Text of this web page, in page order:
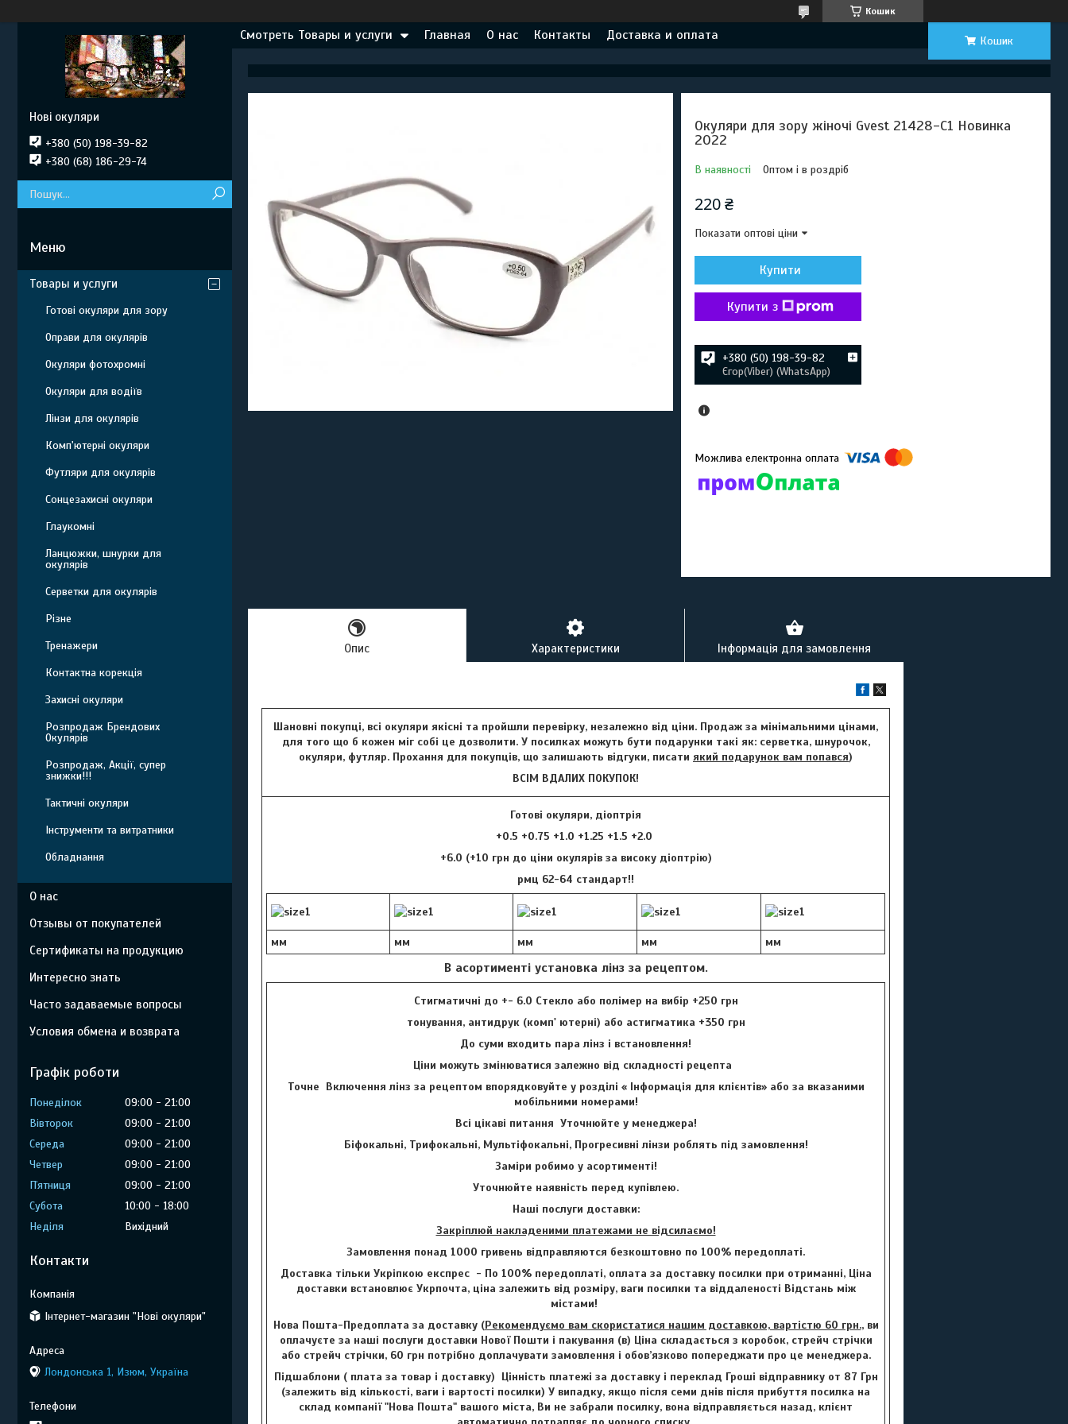
Кошик
Смотреть Товары и услуги Главная О нас Контакты Доставка и оплата Кошик
Окуляри для зору жіночі Gvest 21428-C1 Новинка
2022
В наявності Оптом і в роздріб
220 ₴
Показати оптові ціни
Купити
Купити з
+380 (50) 198-39-82
Єгор(Viber) (WhatsApp)
Опис Характеристики Інформація для замовлення
Шановні покупці, всі окуляри якісні та пройшли перевірку, незалежно від ціни. Продаж за мінімальними цінами,
для того що б кожен міг собі це дозволити. У посилках можуть бути подарунки такі як: серветка, шнурочок,
окуляри, футляр. Прохання для покупців, що залишають відгуки, писати який подарунок вам попався)
ВСІМ ВДАЛИХ ПОКУПОК!
Готові окуляри, діоптрія
+0.5 +0.75 +1.0 +1.25 +1.5 +2.0
+6.0 (+10 грн до ціни окулярів за високу діоптрію)
рмц 62-64 стандарт!!
мм мм мм мм мм
В асортименті установка лінз за рецептом.
Стигматичні до +- 6.0 Стекло або полімер на вибір +250 грн
тонування, антидрук (комп' ютерні) або астигматика +350 грн
До суми входить пара лінз і встановлення!
Ціни можуть змінюватися залежно від складності рецепта
Точне Включення лінз за рецептом впорядковуйте у розділі « Інформація для клієнтів» або за вказаними
мобільними номерами!
Всі цікаві питання Уточнюйте у менеджера!
Біфокальні, Трифокальні, Мультіфокальні, Прогресивні лінзи роблять під замовлення!
Заміри робимо у асортименті!
Уточнюйте наявність перед купівлею.
Наші послуги доставки:
Закріплюй накладеними платежами не відсилаємо!
Замовлення понад 1000 гривень відправляются безкоштовно по 100% передоплаті.
Доставка тільки Укріпкою експрес - По 100% передоплаті, оплата за доставку посилки при отриманні, Ціна
доставки встановлює Укрпочта, ціна залежить від розміру, ваги посилки та віддаленості Відстань між
містами!
Нова Пошта-Предоплата за доставку (Рекомендуємо вам скористатися нашим доставкою, вартістю 60 грн., ви
оплачуєте за наші послуги доставки Нової Пошти і пакування (в) Ціна складається з коробок, стрейч стрічки
або стрейч стрічки, 60 грн потрібно доплачувати замовлення і обов’язково попереджати про це менеджера.
Підшаблони ( плата за товар і доставку) Цінність платежі за доставку і переклад Гроші відправнику от 87 Грн
(залежить від кількості, ваги і вартості посилки) У випадку, якщо після семи днів після прибуття посилка на
склад компанії "Нова Пошта" вашого міста, Ви не забрали посилку, вона відправляється назад, клієнт
Нові окуляри
+380 (50) 198-39-82
+380 (68) 186-29-74
Товары и услуги
Готові окуляри для зору
Оправи для окулярів
Окуляри фотохромні
Окуляри для водіїв
Лінзи для окулярів
Комп'ютерні окуляри
Футляри для окулярів
Сонцезахисні окуляри
Глаукомні
Ланцюжки, шнурки для
окулярів
Серветки для окулярів
Різне
Тренажери
Контактна корекція
Захисні окуляри
Розпродаж Брендових
Окулярів
Розпродаж, Акції, супер
знижки!!!
Тактичні окуляри
Інструменти та витратники
Обладнання
О нас
Отзывы от покупателей
Сертификаты на продукцию
Интересно знать
Часто задаваемые вопросы
Условия обмена и возврата
Графік роботи
Понеділок 09:00
21:00
Вівторок
09:00
21:00
Середа
09:00
21:00
Четвер
09:00
21:00
Пʼятниця
09:00
21:00
Субота
10:00
18:00
Неділя
Вихідний
Контакти
Інтернет-магазин "Нові окуляри"
Лондонська 1, Изюм, Україна